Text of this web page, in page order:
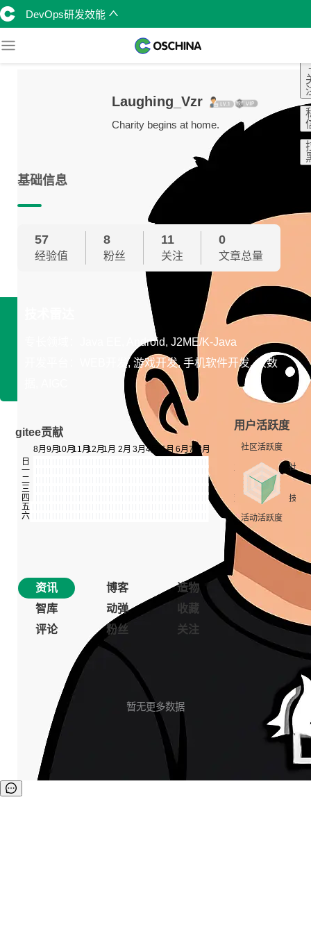
DevOps研发效能
Laughing_Vzr
Charity begins at home.
基础信息
57
经验值
8
粉丝
11
关注
0
文章总量
专长领域：Java EE, Android, J2ME/K-Java
开发平台：WEB开发, 游戏开发, 手机软件开发, 大数
gitee贡献
用户活跃度
资讯 博客
造物
智库
动弹
收藏
评论
粉丝 关注
暂无更多数据